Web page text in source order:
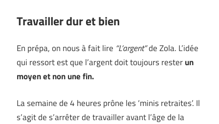
Travailler dur et bien
En prépa, on nous à fait lire “L’argent”de Zola. L’idée
qui ressort est que l’argent doit toujours resterun
moyen et non une fin.
La semaine de 4 heures prône les ‘minis retraites’. Il
s’agit de s’arrêter de travailler avant l’âge de la